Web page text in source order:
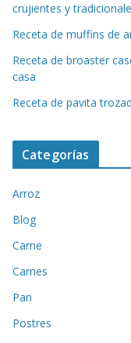
crujientes y
Receta de muffins de
Receta de broaster
casa
Receta de pavita
Categorías
Arroz
Blog
Carne
Carnes
Pan
Postres